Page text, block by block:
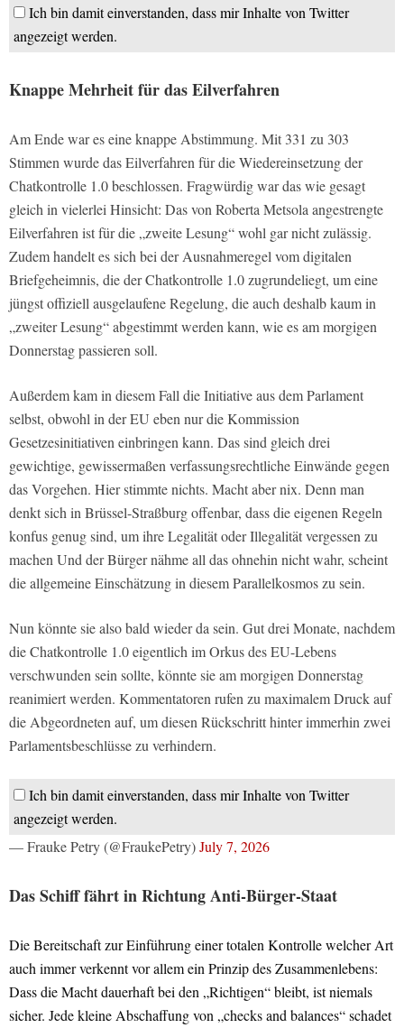
Ich bin damit einverstanden, dass mir Inhalte von Twitter
angezeigt werden.
Knappe Mehrheit für das Eilverfahren
Am Ende war es eine knappe Abstimmung. Mit 331 zu 303
Stimmen wurde das Eilverfahren für die Wiedereinsetzung der
Chatkontrolle 1.0 beschlossen. Fragwürdig war das wie gesagt
gleich in vielerlei Hinsicht: Das von Roberta Metsola angestrengte
Eilverfahren ist für die „zweite Lesung“ wohl gar nicht zulässig.
Zudem handelt es sich bei der Ausnahmeregel vom digitalen
Briefgeheimnis, die der Chatkontrolle 1.0 zugrundeliegt, um eine
jüngst offiziell ausgelaufene Regelung, die auch deshalb kaum in
„zweiter Lesung“ abgestimmt werden kann, wie es am morgigen
Donnerstag passieren soll.
Außerdem kam in diesem Fall die Initiative aus dem Parlament
selbst, obwohl in der EU eben nur die Kommission
Gesetzesinitiativen einbringen kann. Das sind gleich drei
gewichtige, gewissermaßen verfassungsrechtliche Einwände gegen
das Vorgehen. Hier stimmte nichts. Macht aber nix. Denn man
denkt sich in Brüssel-Straßburg offenbar, dass die eigenen Regeln
konfus genug sind, um ihre Legalität oder Illegalität vergessen zu
machen Und der Bürger nähme all das ohnehin nicht wahr, scheint
die allgemeine Einschätzung in diesem Parallelkosmos zu sein.
Nun könnte sie also bald wieder da sein. Gut drei Monate, nachdem
die Chatkontrolle 1.0 eigentlich im Orkus des EU-Lebens
verschwunden sein sollte, könnte sie am morgigen Donnerstag
reanimiert werden. Kommentatoren rufen zu maximalem Druck auf
die Abgeordneten auf, um diesen Rückschritt hinter immerhin zwei
Parlamentsbeschlüsse zu verhindern.
Ich bin damit einverstanden, dass mir Inhalte von Twitter
angezeigt werden.
— Frauke Petry (@FraukePetry)July 7, 2026
Das Schiff fährt in Richtung Anti-Bürger-Staat
Die Bereitschaft zur Einführung einer totalen Kontrolle welcher Art
auch immer verkennt vor allem ein Prinzip des Zusammenlebens:
Dass die Macht dauerhaft bei den „Richtigen“ bleibt, ist niemals
sicher. Jede kleine Abschaffung von „checks and balances“ schadet